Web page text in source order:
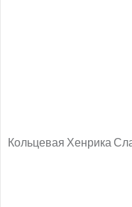
Кольцевая Хенрика